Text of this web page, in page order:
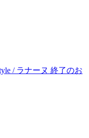
/ ラナーヌ 終了のお